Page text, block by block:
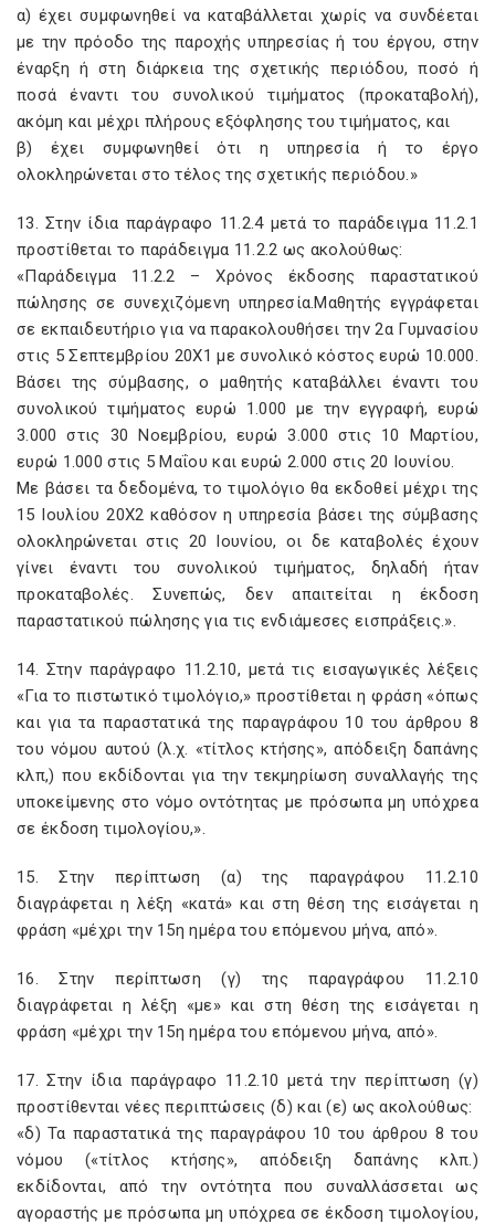
α) έχει συμφωνηθεί να καταβάλλεται χωρίς να συνδέεται
με την πρόοδο της παροχής υπηρεσίας ή του έργου, στην
έναρξη ή στη διάρκεια της σχετικής περιόδου, ποσό ή
ποσά έναντι του συνολικού τιμήματος (προκαταβολή),
ακόμη και μέχρι πλήρους εξόφλησης του τιμήματος, και
β) έχει συμφωνηθεί ότι η υπηρεσία ή το έργο
ολοκληρώνεται στο τέλος της σχετικής περιόδου.»
13. Στην ίδια παράγραφο 11.2.4 μετά το παράδειγμα 11.2.1
προστίθεται το παράδειγμα 11.2.2 ως ακολούθως:
«Παράδειγμα 11.2.2 – Χρόνος έκδοσης παραστατικού
πώλησης σε συνεχιζόμενη υπηρεσία.Μαθητής εγγράφεται
σε εκπαιδευτήριο για να παρακολουθήσει την 2α Γυμνασίου
στις 5 Σεπτεμβρίου 20Χ1 με συνολικό κόστος ευρώ 10.000.
Βάσει της σύμβασης, ο μαθητής καταβάλλει έναντι του
συνολικού τιμήματος ευρώ 1.000 με την εγγραφή, ευρώ
3.000 στις 30 Νοεμβρίου, ευρώ 3.000 στις 10 Μαρτίου,
ευρώ 1.000 στις 5 Μαΐου και ευρώ 2.000 στις 20 Ιουνίου.
Με βάσει τα δεδομένα, το τιμολόγιο θα εκδοθεί μέχρι της
15 Ιουλίου 20Χ2 καθόσον η υπηρεσία βάσει της σύμβασης
ολοκληρώνεται στις 20 Ιουνίου, οι δε καταβολές έχουν
γίνει έναντι του συνολικού τιμήματος, δηλαδή ήταν
προκαταβολές. Συνεπώς, δεν απαιτείται η έκδοση
παραστατικού πώλησης για τις ενδιάμεσες εισπράξεις.».
14. Στην παράγραφο 11.2.10, μετά τις εισαγωγικές λέξεις
«Για το πιστωτικό τιμολόγιο,» προστίθεται η φράση «όπως
και για τα παραστατικά της παραγράφου 10 του άρθρου 8
του νόμου αυτού (λ.χ. «τίτλος κτήσης», απόδειξη δαπάνης
κλπ,) που εκδίδονται για την τεκμηρίωση συναλλαγής της
υποκείμενης στο νόμο οντότητας με πρόσωπα μη υπόχρεα
σε έκδοση τιμολογίου,».
15. Στην περίπτωση (α) της παραγράφου 11.2.10
διαγράφεται η λέξη «κατά» και στη θέση της εισάγεται η
φράση «μέχρι την 15η ημέρα του επόμενου μήνα, από».
16. Στην περίπτωση (γ) της παραγράφου 11.2.10
διαγράφεται η λέξη «με» και στη θέση της εισάγεται η
φράση «μέχρι την 15η ημέρα του επόμενου μήνα, από».
17. Στην ίδια παράγραφο 11.2.10 μετά την περίπτωση (γ)
προστίθενται νέες περιπτώσεις (δ) και (ε) ως ακολούθως:
«δ) Τα παραστατικά της παραγράφου 10 του άρθρου 8 του
νόμου («τίτλος κτήσης», απόδειξη δαπάνης κλπ.)
εκδίδονται, από την οντότητα που συναλλάσσεται ως
αγοραστής με πρόσωπα μη υπόχρεα σε έκδοση τιμολογίου,